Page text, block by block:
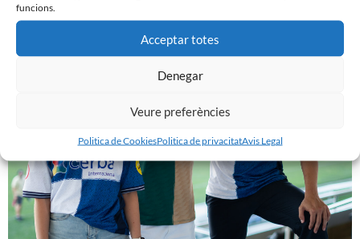
funcions.
Acceptar totes
Denegar
Veure preferències
Politica de CookiesPolitica de privacitatAvis Legal
𝑽𝒆𝒏𝒊𝒎 𝒅’𝒖𝒏𝒂 𝒈𝒓𝒂𝒏 𝒃𝒂𝒕𝒂𝒍𝒍𝒂…𝒊 𝒂𝒏𝒆𝒎 𝒂 𝒑𝒆𝒓 𝒍𝒂 𝒔𝒆𝒈𝒖̈𝒆𝒏𝒕